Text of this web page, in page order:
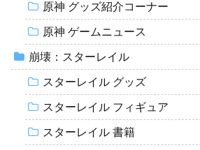
原神 グッズ紹介コーナー
原神 ゲームニュース
崩壊：スターレイル
スターレイル グッズ
スターレイル フィギュア
スターレイル 書籍